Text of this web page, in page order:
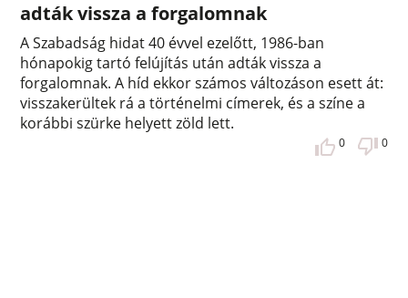
adták vissza a forgalomnak
A Szabadság hidat 40 évvel ezelőtt, 1986-ban
hónapokig tartó felújítás után adták vissza a
forgalomnak. A híd ekkor számos változáson esett át:
visszakerültek rá a történelmi címerek, és a színe a
korábbi szürke helyett zöld lett.
0 0